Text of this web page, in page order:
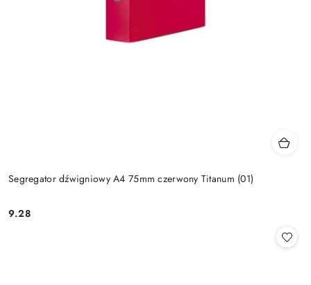
Segregator dźwigniowy A4 75mm czerwony Titanum (01)
Cena:
9.28